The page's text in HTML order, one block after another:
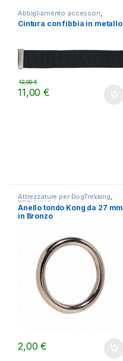
Abbigliamento accessori
TREKKING
Cintura con fibbia in metallo
11,00€
12,00€
Attrezzature per DogTrekking,
TREKKING
Anello tondo Kong da 27 mm
in Bronzo
2,00€